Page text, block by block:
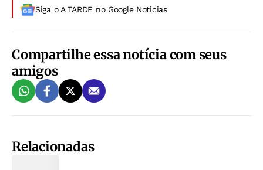
Siga o A TARDE no Google Noticias
Compartilhe essa notícia com seus
amigos
Relacionadas